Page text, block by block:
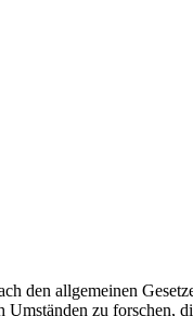
den allgemeinen
zu forschen,